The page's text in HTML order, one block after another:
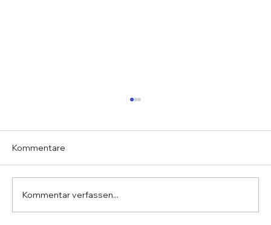
Jahreshauptversammlung 2026
Kommentare
Kommentar verfassen...